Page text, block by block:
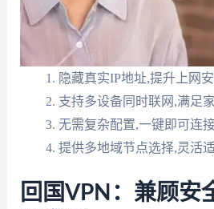
隐藏真实IP地址,提升上网
支持多设备同时联网,满足
无需复杂配置,一键即可连
提供多地域节点选择,灵活
回国VPN：兼顾安